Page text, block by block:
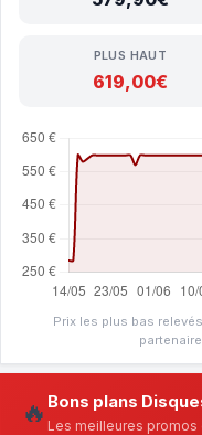
PLUS HAUT
619,00€
Prix les plus bas
🔥 Bons plans
Les meilleures promos